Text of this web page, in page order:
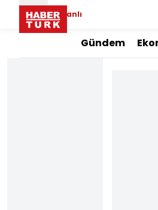
Canlı
Gündem